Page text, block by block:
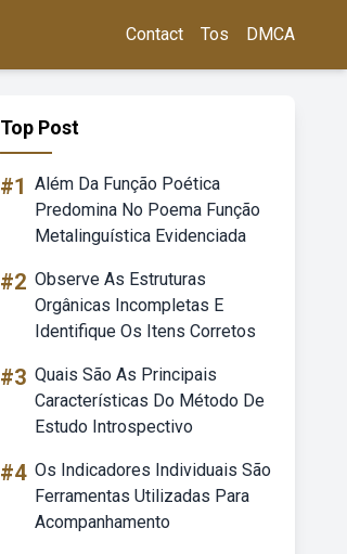
Contact Tos DMCA
Top Post
#1 Além Da Função Poética
Predomina No Poema Função
Metalinguística Evidenciada
#2 Observe As Estruturas
Orgânicas Incompletas E
Identifique Os Itens Corretos
#3 Quais São As Principais
Características Do Método De
Estudo Introspectivo
#4 Os Indicadores Individuais São
Ferramentas Utilizadas Para
Acompanhamento